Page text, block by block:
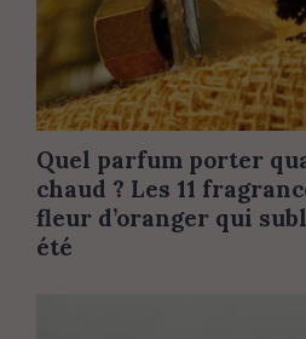
Quel parfum porter
chaud ? Les 11
fleur d’oranger qui
été